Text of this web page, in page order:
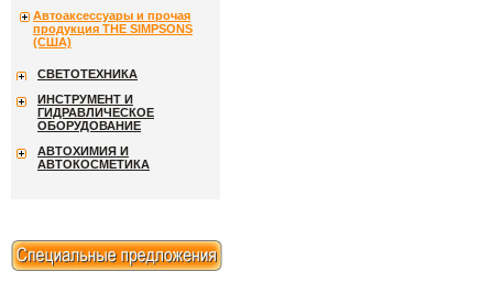
Автоаксессуары и прочая
продукция THE SIMPSONS
(США)
СВЕТОТЕХНИКА
ИНСТРУМЕНТ И
ГИДРАВЛИЧЕСКОЕ
ОБОРУДОВАНИЕ
АВТОХИМИЯ И
АВТОКОСМЕТИКА